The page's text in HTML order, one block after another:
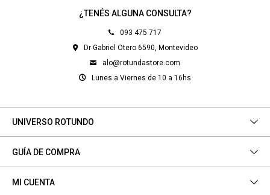
¿TENÉS ALGUNA CONSULTA?
093 475 717
Dr Gabriel Otero 6590, Montevideo
alo@rotundastore.com
Lunes a Viernes de 10 a 16hs
UNIVERSO ROTUNDO
GUÍA DE COMPRA
MI CUENTA